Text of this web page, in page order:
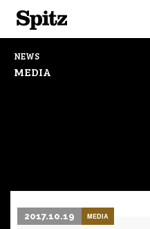
NEWS
MEDIA
2017.10.19 MEDIA